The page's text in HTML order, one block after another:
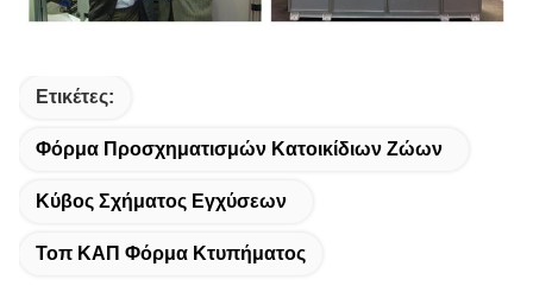
Ετικέτες:
Φόρμα Προσχηματισμών Κατοικίδιων Ζώων
Κύβος Σχήματος Εγχύσεων
Τοπ ΚΑΠ Φόρμα Κτυπήματος